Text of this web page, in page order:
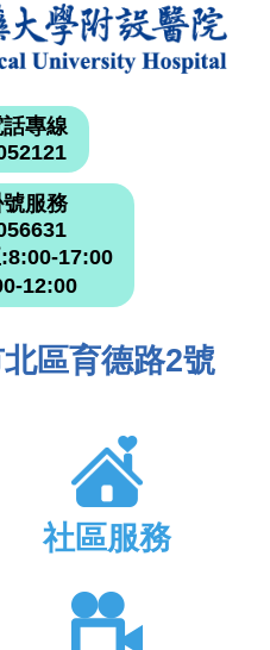
專線
服務
17:00
12:00
區育德路2號
社區服務